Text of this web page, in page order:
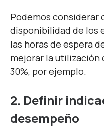
Podemos considerar
disponibilidad de los
las horas de espera
mejorar la utilización
30%, por ejemplo.
2. Definir
desempeño